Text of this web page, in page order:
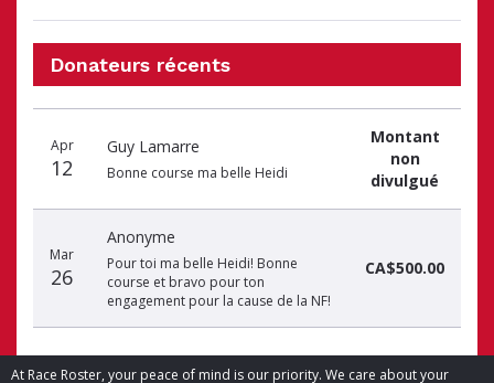
At Race Roster, your peace of mind is our priority. We care about your
Donateurs récents
don
donateur
don
Apr
12
Guy Lamarre
Bonne course ma belle Heidi
Montant
non
divulgué
Mar
26
Anonyme
Pour toi ma belle Heidi! Bonne
course et bravo pour ton
engagement pour la cause de la NF!
CA$500.00